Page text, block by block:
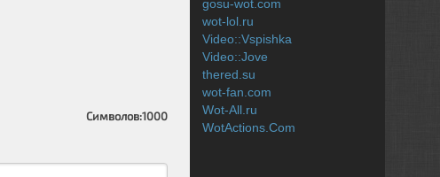
Символов:1000
gosu-wot.com
wot-lol.ru
Video::Vspishka
Video::Jove
thered.su
wot-fan.com
Wot-All.ru
WotActions.Com